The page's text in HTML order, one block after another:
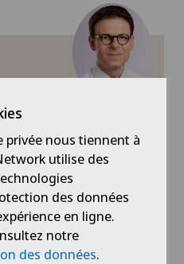
privée nous tiennent à
utilise des
des données
en ligne.
notre
des données.